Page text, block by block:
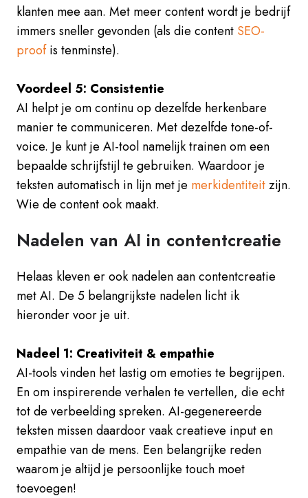
klanten mee aan. Met meer content wordt je bedrijf
immers sneller gevonden (als die content SEO-
proofis tenminste).
Voordeel 5: Consistentie
AI helpt je om continu op dezelfde herkenbare
manier te communiceren. Met dezelfde tone-of-
voice. Je kunt je AI-tool namelijk trainen om een
bepaalde schrijfstijl te gebruiken. Waardoor je
teksten automatisch in lijn met je merkidentiteitzijn.
Wie de content ook maakt.
Nadelen van AI in contentcreatie
Helaas kleven er ook nadelen aan contentcreatie
met AI. De 5 belangrijkste nadelen licht ik
hieronder voor je uit.
Nadeel 1: Creativiteit & empathie
AI-tools vinden het lastig om emoties te begrijpen.
En om inspirerende verhalen te vertellen, die echt
tot de verbeelding spreken. AI-gegenereerde
teksten missen daardoor vaak creatieve input en
empathie van de mens. Een belangrijke reden
waarom je altijd je persoonlijke touch moet
toevoegen!